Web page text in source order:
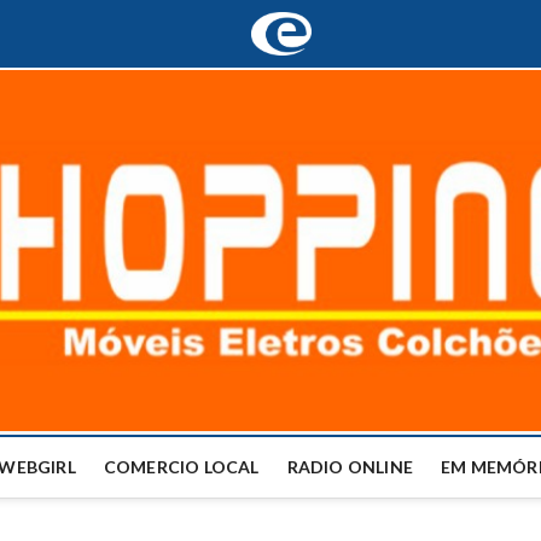
COMERCIO LOCAL RADIO ONLINE EM